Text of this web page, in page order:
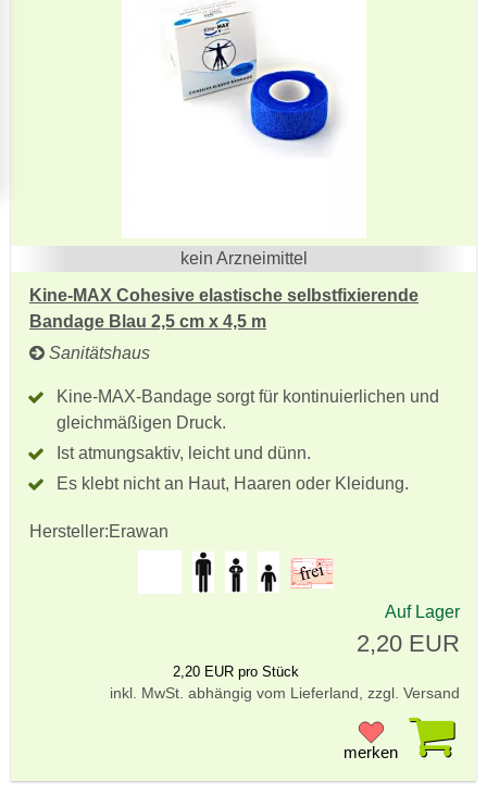
kein Arzneimittel
Kine-MAX Cohesive elastische selbstfixierende
Bandage Blau 2,5 cm x 4,5 m
Sanitätshaus
Kine-MAX-Bandage sorgt für kontinuierlichen und
gleichmäßigen Druck.
Ist atmungsaktiv, leicht und dünn.
Es klebt nicht an Haut, Haaren oder Kleidung.
Hersteller:Erawan
Auf Lager
2,20 EUR
2,20 EUR pro Stück
inkl. MwSt. abhängig vom Lieferland, zzgl. Versand
merken